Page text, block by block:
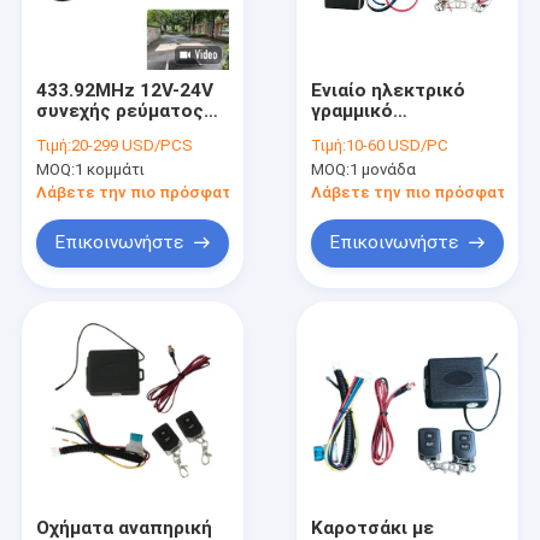
Γύρος εργοστασίων
Ποιοτικός έλεγχος
Ειδήσεις
Ζητήστε ένα απόσπασμα
Γραμμικοί ελεγκτές ενεργοποιητών
Ηλεκτρικοί γραμμικοί ενεργοποιητές
Βαρέων καθηκόντων γραμμικοί ενεργοποιητές
433.92MHz 12V-24V
συνεχής ρεύματος
ενεργοποιητής
μονάδα ελέγχου με
Hall Effect Position
Τιμή:20-299 USD/PCS
MOQ:1 κομμάτι
Λάβετε την πιο πρόσφατη τιμή
Επικοινωνήστε
Ενιαίο ηλεκτρικό
γραμμικό
τηλεχειριστή
Αδιάβροχο κουτί
ελέγχου 433,92MHz
Τιμή:10-60 USD/PC
MOQ:1 μονάδα
Λάβετε την πιο πρόσφατη
Επικοινωνήστε
Οχήματα αναπηρική
Καροτσάκι με